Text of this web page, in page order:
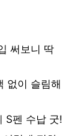
써보니 딱
없이 슬림해
S펜 수납 굿!